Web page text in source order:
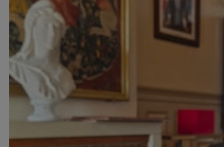
Actualités – Beautor (02)
Actualités – Chauny (02)
Actualités – Le chaunois (02)